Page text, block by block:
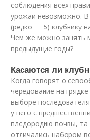
соблюдения всех
урожаи невозможно. В
(редко — 5) клубнику
Чем же можно занять
предыдущие годы?
Касаются ли
Когда говорят о
чередование на
выборе
у него с
плодородию почвы, та
отличались набором